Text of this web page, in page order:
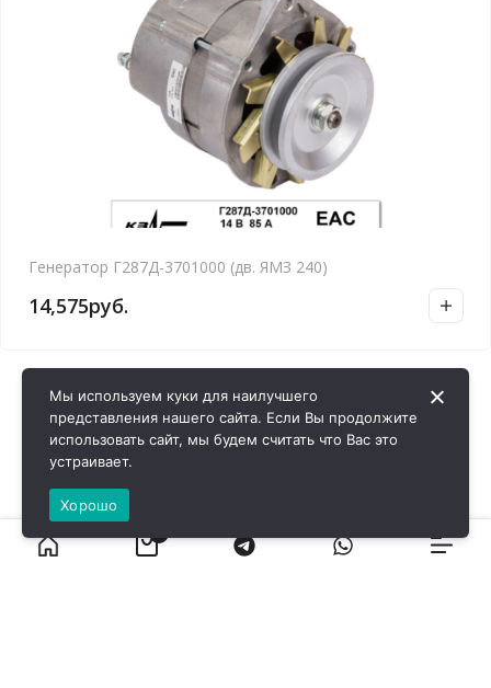
Генератор Г287Д-3701000 (дв. ЯМЗ 240)
14,575руб.
Мы используем куки для наилучшего
представления нашего сайта. Если Вы продолжите
использовать сайт, мы будем считать что Вас это
устраивает.
Хорошо